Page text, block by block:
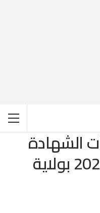
الشهادة
المتوسطة للعام 2026 بولاية